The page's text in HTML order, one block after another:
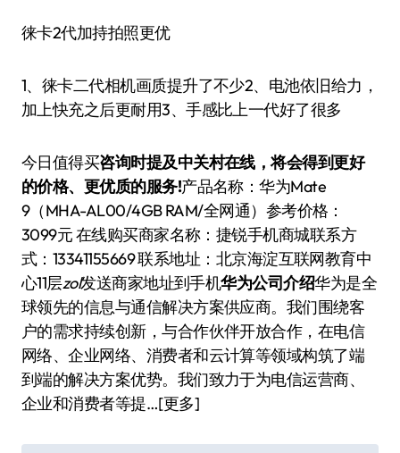
徕卡2代加持拍照更优
1、徕卡二代相机画质提升了不少2、电池依旧给力，
加上快充之后更耐用3、手感比上一代好了很多
今日值得买咨询时提及中关村在线，将会得到更好
的价格、更优质的服务!产品名称：华为Mate
9（MHA-AL00/4GB RAM/全网通）参考价格：
3099元 在线购买商家名称：捷锐手机商城联系方
式：13341155669 联系地址：北京海淀互联网教育中
心11层zol发送商家地址到手机华为公司介绍华为是全
球领先的信息与通信解决方案供应商。我们围绕客
户的需求持续创新，与合作伙伴开放合作，在电信
网络、企业网络、消费者和云计算等领域构筑了端
到端的解决方案优势。我们致力于为电信运营商、
企业和消费者等提…[更多]